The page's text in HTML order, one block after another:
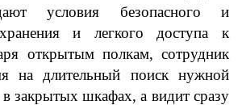
условия безопасного и
и легкого доступа к
открытым полкам, сотрудник
на длительный поиск нужной
закрытых шкафах, а видит сразу